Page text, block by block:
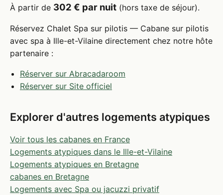
À partir de 302 € par nuit (hors taxe de séjour).
Réservez Chalet Spa sur pilotis — Cabane sur pilotis
avec spa à Ille-et-Vilaine directement chez notre hôte
partenaire :
Réserver sur Abracadaroom
Réserver sur Site officiel
Explorer d'autres logements atypiques
Voir tous les cabanes en France
Logements atypiques dans le Ille-et-Vilaine
Logements atypiques en Bretagne
cabanes en Bretagne
Logements avec Spa ou jacuzzi privatif